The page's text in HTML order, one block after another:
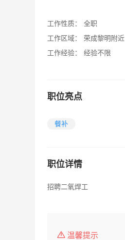
工作性质：
全职
工作区域：
荣成黎明附近
工作经验：
经验不限
职位亮点
餐补
职位详情
招聘二氧焊工
温馨提示